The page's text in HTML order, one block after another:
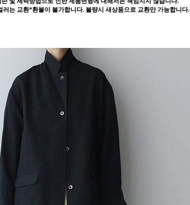
러는 교환*환불이 불가합니다. 불량시 새상품으로 교환만 가능합니다.